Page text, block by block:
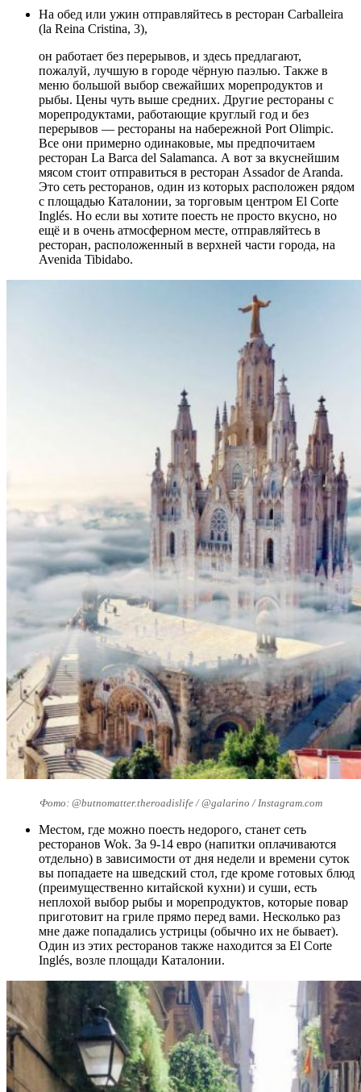
На обед или ужин отправляйтесь в ресторан Carballeira
(la Reina Cristina, 3),
он работает без перерывов, и здесь предлагают,
пожалуй, лучшую в городе чёрную паэлью. Также в
меню большой выбор свежайших морепродуктов и
рыбы. Цены чуть выше средних. Другие рестораны с
морепродуктами, работающие круглый год и без
перерывов — рестораны на набережной Port Olimpic.
Все они примерно одинаковые, мы предпочитаем
ресторан La Barca del Salamanca. А вот за вкуснейшим
мясом стоит отправиться в ресторан Assador de Aranda.
Это сеть ресторанов, один из которых расположен рядом
с площадью Каталонии, за торговым центром El Corte
Inglés. Но если вы хотите поесть не просто вкусно, но
ещё и в очень атмосферном месте, отправляйтесь в
ресторан, расположенный в верхней части города, на
Avenida Tibidabo.
Фото: @butnomatter.theroadislife / @galarino / Instagram.com
Местом, где можно поесть недорого, станет сеть
ресторанов Wok. За 9-14 евро (напитки оплачиваются
отдельно) в зависимости от дня недели и времени суток
вы попадаете на шведский стол, где кроме готовых блюд
(преимущественно китайской кухни) и суши, есть
неплохой выбор рыбы и морепродуктов, которые повар
приготовит на гриле прямо перед вами. Несколько раз
мне даже попадались устрицы (обычно их не бывает).
Один из этих ресторанов также находится за El Corte
Inglés, возле площади Каталонии.